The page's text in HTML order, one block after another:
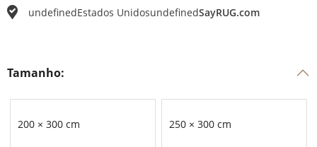
undefinedEstados UnidosundefinedSayRUG.com
Tamanho:
200 × 300 cm 250 × 300 cm